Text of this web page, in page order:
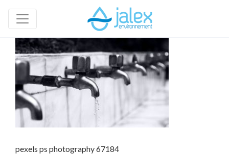
pexels ps photography 67184